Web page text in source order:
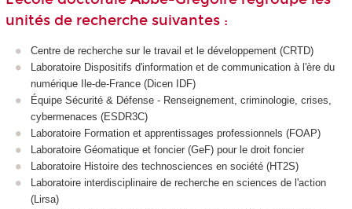
unités de recherche suivantes :
Centre de recherche sur le travail et le développement (CRTD)
Laboratoire Dispositifs d'information et de communication à l'ère du
numérique Ile-de-France (Dicen IDF)
Équipe Sécurité & Défense - Renseignement, criminologie, crises,
cybermenaces (ESDR3C)
Laboratoire Formation et apprentissages professionnels (FOAP)
Laboratoire Géomatique et foncier (GeF) pour le droit foncier
Laboratoire Histoire des technosciences en société (HT2S)
Laboratoire interdisciplinaire de recherche en sciences de l'action
(Lirsa)